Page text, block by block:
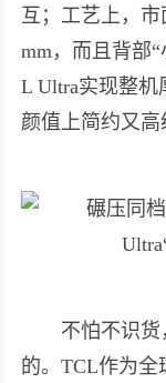
互；工艺上，
mm，而且背部
L Ultra实现整机
颜值上简约又高
不怕不识
的。TCL作为